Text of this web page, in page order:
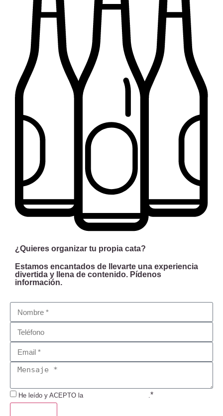
¿Quieres organizar tu propia cata?
Estamos encantados de llevarte una experiencia
divertida y llena de contenido. Pídenos
información.
He leído y ACEPTO la .*